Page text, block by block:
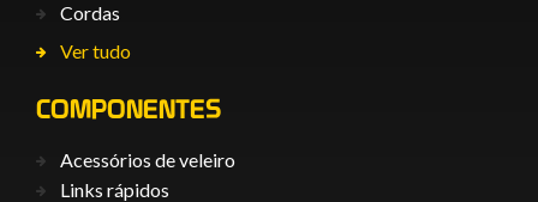
Cordas
Ver tudo
COMPONENTES
Acessórios de veleiro
Links rápidos